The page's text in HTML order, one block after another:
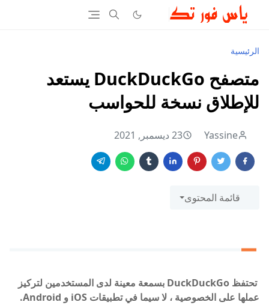
الرئيسية
متصفح DuckDuckGo يستعد
للإطلاق نسخة للحواسب
Yassine 23 ديسمبر, 2021
قائمة المحتوى
تحتفظ DuckDuckGo بسمعة معينة لدى المستخدمين لتركيز
عملها على الخصوصية ، لا سيما في تطبيقات iOS و Android.